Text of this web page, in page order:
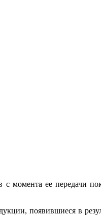
ее передачи
появившиеся в